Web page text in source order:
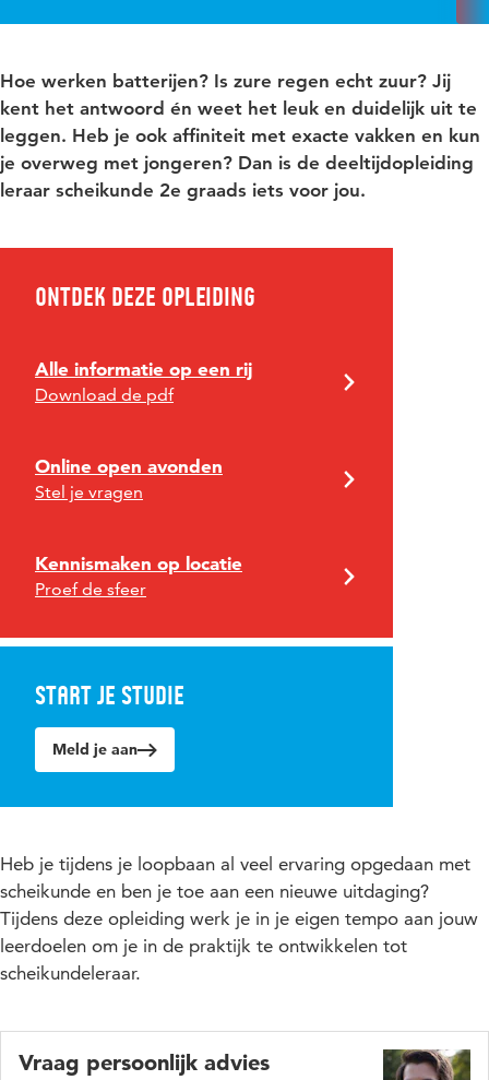
Hoe werken batterijen? Is zure regen echt zuur? Jij
kent het antwoord én weet het leuk en duidelijk uit te
leggen. Heb je ook affiniteit met exacte vakken en kun
je overweg met jongeren? Dan is de deeltijdopleiding
leraar scheikunde 2e graads iets voor jou.
Ontdek deze opleiding
Alle informatie op een rij
Download de pdf
Online open avonden
Stel je vragen
Kennismaken op locatie
Proef de sfeer
Start je studie
Meld je aan
Heb je tijdens je loopbaan al veel ervaring opgedaan met
scheikunde en ben je toe aan een nieuwe uitdaging?
Tijdens deze opleiding werk je in je eigen tempo aan jouw
leerdoelen om je in de praktijk te ontwikkelen tot
scheikundeleraar.
Vraag persoonlijk advies